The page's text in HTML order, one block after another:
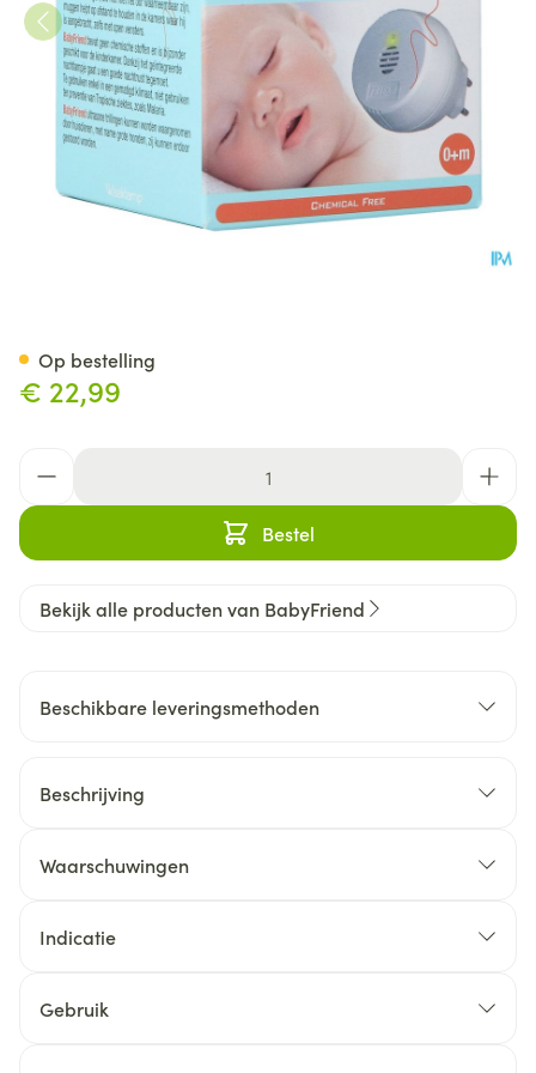
€ 22,99
Bestel
Op bestelling
Bekijk alle producten van BabyFriend
Beschikbare leveringsmethoden
Beschrijving
Waarschuwingen
Indicatie
Gebruik